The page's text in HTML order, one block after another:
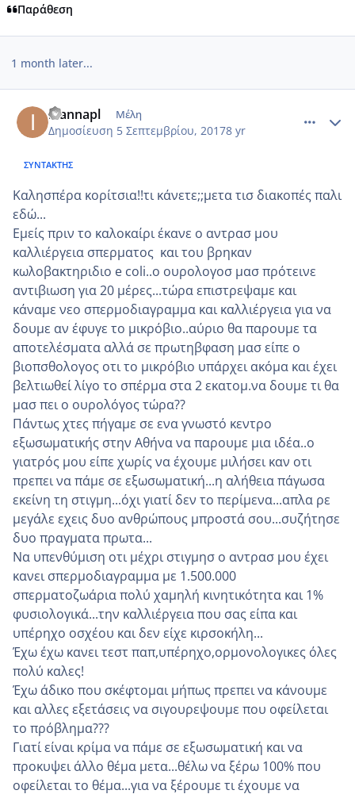
Παράθεση
1 month later...
ioannapl Μέλη
Δημοσίευση 5 Σεπτεμβρίου, 20178 yr
ΣΥΝΤΆΚΤΗΣ
Καλησπέρα κορίτσια!!τι κάνετε;;μετα τισ διακοπές παλι
εδώ...
Εμείς πριν το καλοκαίρι έκανε ο αντρασ μου
καλλιέργεια σπερματος και του βρηκαν
κωλοβακτηριδιο e coli..ο ουρολογοσ μασ πρότεινε
αντιβιωση για 20 μέρες...τώρα επιστρεψαμε και
κάναμε νεο σπερμοδιαγραμμα και καλλιέργεια για να
δουμε αν έφυγε το μικρόβιο..αύριο θα παρουμε τα
αποτελέσματα αλλά σε πρωτηβφαση μασ είπε ο
βιοπσθολογος οτι το μικρόβιο υπάρχει ακόμα και έχει
βελτιωθεί λίγο το σπέρμα στα 2 εκατομ.να δουμε τι θα
μασ πει ο ουρολόγος τώρα??
Πάντως χτες πήγαμε σε ενα γνωστό κεντρο
εξωσωματικής στην Αθήνα να παρουμε μια ιδέα..ο
γιατρός μου είπε χωρίς να έχουμε μιλήσει καν οτι
πρεπει να πάμε σε εξωσωματική...η αλήθεια πάγωσα
εκείνη τη στιγμη...όχι γιατί δεν το περίμενα...απλα ρε
μεγάλε εχεις δυο ανθρώπους μπροστά σου...συζήτησε
δυο πραγματα πρωτα...
Να υπενθύμιση οτι μέχρι στιγμησ ο αντρασ μου έχει
κανει σπερμοδιαγραμμα με 1.500.000
σπερματοζωάρια πολύ χαμηλή κινητικότητα και 1%
φυσιολογικά...την καλλιέργεια που σας είπα και
υπέρηχο οσχέου και δεν είχε κιρσοκήλη...
Έχω έχω κανει τεστ παπ,υπέρηχο,ορμονολογικες όλες
πολύ καλες!
Έχω άδικο που σκέφτομαι μήπως πρεπει να κάνουμε
και αλλες εξετάσεις να σιγουρεψουμε που οφείλεται
το πρόβλημα???
Γιατί είναι κρίμα να πάμε σε εξωσωματική και να
προκυψει άλλο θέμα μετα...θέλω να ξέρω 100% που
οφείλεται το θέμα...για να ξέρουμε τι έχουμε να